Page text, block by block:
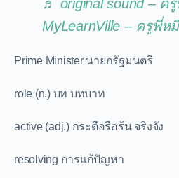
♬ original sound – ค
MyLearnVille – ครูพี่ห
Prime Minister นายกรัฐมนตรี
role (n.) บท บทบาท
active (adj.) กระตือรือร้น จริงจัง
resolving การแก้ปัญหา